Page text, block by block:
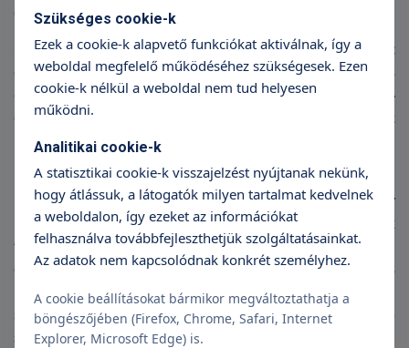
csillószőröket.
Orrcsepp abúzus esetén abba kell hagyni az adott
orrcsepp használatát, és áttérni egy receptköteles
orrspray-re és egy tablettára, amely nyálkahártya-
összehúzó anyagot tartalmaz. Nagyon nehéz
letenni az orrcseppet, ha egyszer hozzászokott a
nyálkahártyánk!
Ha nem sikeres ez a konzervatív terápia, akkor
radiofrekvenciás eljárással lehet az orrjáratok
tágasságát biztosítani. Ez a beavatkozás helyi
érzéstelenítés mellett végezhető. A rádiófrekvenciás
hullámok a fölösleges, útban lévő sejteket,
szöveteket elpárologtatják, a duzzadt orrkagyló
szöveteit a nyálkahártya alatt kíméletesen
Szükséges cookie-k
Ezek a cookie-k alapvető funkciókat aktiválnak, így a
weboldal megfelelő működéséhez szükségesek. Ezen
cookie-k nélkül a weboldal nem tud helyesen
működni.
Analitikai cookie-k
A statisztikai cookie-k visszajelzést nyújtanak nekünk,
hogy átlássuk, a látogatók milyen tartalmat kedvelnek
a weboldalon, így ezeket az információkat
felhasználva továbbfejleszthetjük szolgáltatásainkat.
Az adatok nem kapcsolódnak konkrét személyhez.
A cookie beállításokat bármikor megváltoztathatja a
böngészőjében (Firefox, Chrome, Safari, Internet
Explorer, Microsoft Edge) is.